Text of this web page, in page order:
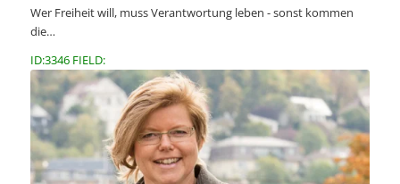
Wer Freiheit will, muss Verantwortung leben - sonst kommen
die…
ID:3346 FIELD: